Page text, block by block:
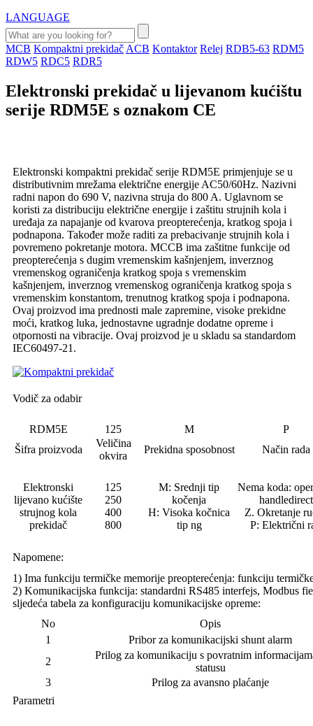
LANGUAGE
MCB Kompaktni prekidač ACB Kontaktor Relej RDB5-63 RDM5
RDW5 RDC5 RDR5
Elektronski prekidač u lijevanom kućištu
serije RDM5E s oznakom CE
Elektronski kompaktni prekidač serije RDM5E primjenjuje se u
distributivnim mrežama električne energije AC50/60Hz. Nazivni
radni napon do 690 V, nazivna struja do 800 A. Uglavnom se
koristi za distribuciju električne energije i zaštitu strujnih kola i
uređaja za napajanje od kvarova preopterećenja, kratkog spoja i
podnapona. Također može raditi za prebacivanje strujnih kola i
povremeno pokretanje motora. MCCB ima zaštitne funkcije od
preopterećenja s dugim vremenskim kašnjenjem, inverznog
vremenskog ograničenja kratkog spoja s vremenskim
kašnjenjem, inverznog vremenskog ograničenja kratkog spoja s
vremenskim konstantom, trenutnog kratkog spoja i podnapona.
Ovaj proizvod ima prednosti male zapremine, visoke prekidne
moći, kratkog luka, jednostavne ugradnje dodatne opreme i
otpornosti na vibracije. Ovaj proizvod je u skladu sa standardom
IEC60497-21.
Vodič za odabir
RDM5E 125 M
P
Šifra proizvoda
Veličina
okvira
Prekidna sposobnost Način rada
Elektronski
lijevano kućište
strujnog kola
prekidač
125
250
400
800
M: Srednji tip
kočenja
H: Visoka kočnica
tip ng
Nema koda:
handledirect
Z. Okretanje
P: Električni
Napomene:
1) Ima funkciju termičke memorije preopterećenja: funkciju
2) Komunikacijska funkcija: standardni RS485 interfejs, Modbus
sljedeća tabela za konfiguraciju komunikacijske opreme:
No
Opis
1
Pribor za komunikacijski shunt alarm
2
Prilog za komunikaciju s povratnim
statusu
3
Prilog za avansno plaćanje
Parametri